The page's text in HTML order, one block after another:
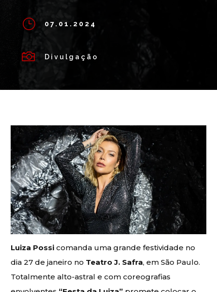
} 07.01.2024
 Divulgação
Luiza Possi comanda uma grande festividade no
dia 27 de janeiro no Teatro J. Safra, em São Paulo.
Totalmente alto-astral e com coreografias